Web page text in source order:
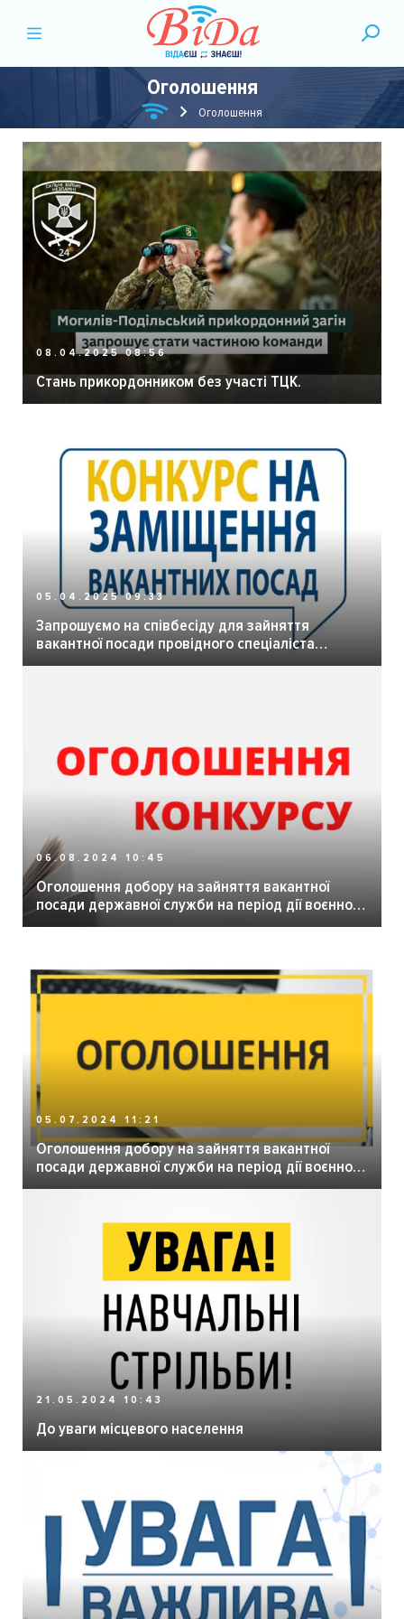
Оголошення
Оголошення
08.04.2025 08:56
Стань прикордонником без участі ТЦК.
05.04.2025 09:33
Запрошуємо на співбесіду для зайняття
вакантної посади провідного спеціаліста
Могилів-Подільського відділу державної
06.08.2024 10:45
Оголошення добору на зайняття вакантної
посади державної служби на період дії воєнного
стану
05.07.2024 11:21
Оголошення добору на зайняття вакантної
посади державної служби на період дії воєнного
стану
21.05.2024 10:43
До уваги місцевого населення